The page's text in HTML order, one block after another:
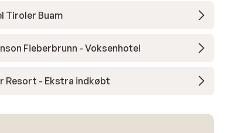
Tiroler Buam
Fieberbrunn - Voksenhotel
Resort - Ekstra indkøbt